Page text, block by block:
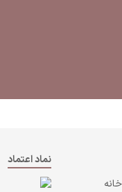
نماد اعتماد